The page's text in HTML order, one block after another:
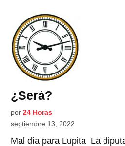
¿Será?
por 24 Horas
septiembre 13, 2022
Mal día para Lupita La